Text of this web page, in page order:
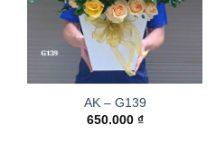
AK – G139
650.000 ₫